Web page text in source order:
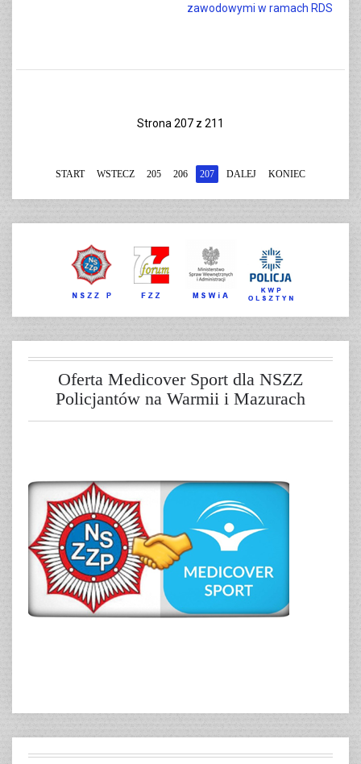
zawodowymi w ramach RDS
Strona 207 z 211
START WSTECZ 205 206 207 DALEJ KONIEC
Oferta Medicover Sport dla NSZZ
Policjantów na Warmii i Mazurach